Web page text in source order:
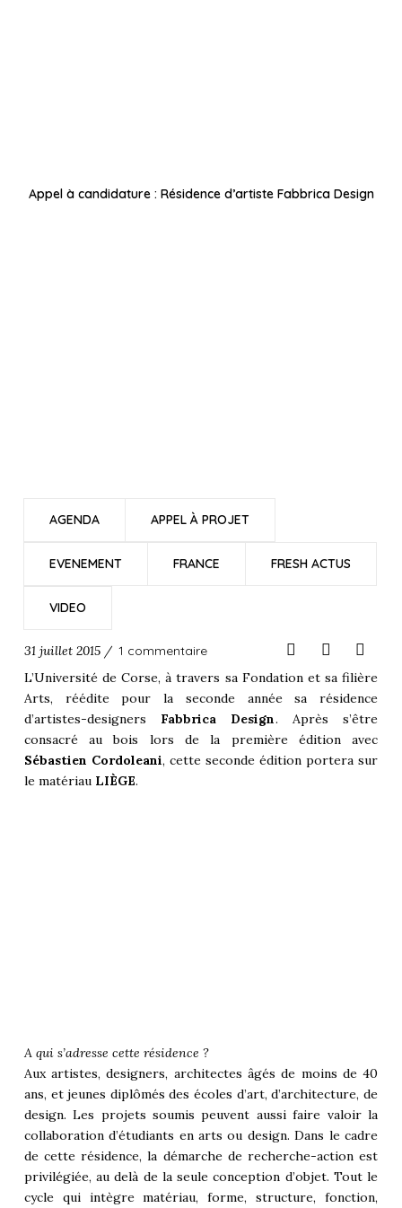
Appel à candidature : Résidence d’artiste Fabbrica Design
AGENDA APPEL À PROJET
EVENEMENT FRANCE FRESH ACTUS
VIDEO
31 juillet 2015 / 1 commentaire
L’Université de Corse, à travers sa Fondation et sa filière
Arts, réédite pour la seconde année sa résidence
d’artistes-designers Fabbrica Design. Après s’être
consacré au bois lors de la première édition avec
Sébastien Cordoleani, cette seconde édition portera sur
le matériau LIÈGE.
A qui s’adresse cette résidence ?
Aux artistes, designers, architectes âgés de moins de 40
ans, et jeunes diplômés des écoles d’art, d’architecture, de
design. Les projets soumis peuvent aussi faire valoir la
collaboration d’étudiants en arts ou design. Dans le cadre
de cette résidence, la démarche de recherche-action est
privilégiée, au delà de la seule conception d’objet. Tout le
cycle qui intègre matériau, forme, structure, fonction,